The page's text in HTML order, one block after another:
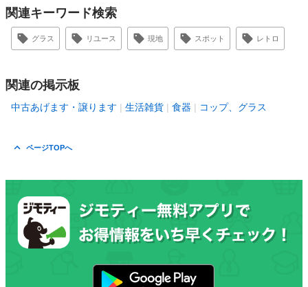
関連キーワード検索
グラス リユース 現地 スポット レトロ
関連の掲示板
中古あげます・譲ります 生活雑貨 食器 コップ、グラス
ページTOPへ